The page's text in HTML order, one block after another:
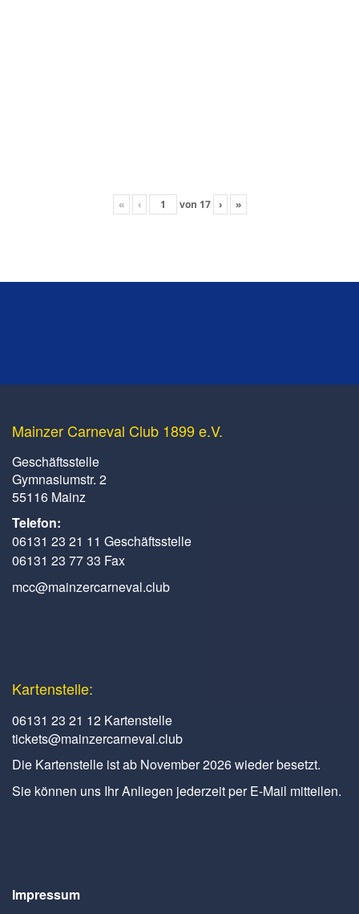
« ‹ von 17 › »
Mainzer Carneval Club 1899 e.V.
Geschäftsstelle
Gymnasiumstr. 2
55116 Mainz
Telefon:
06131 23 21 11 Geschäftsstelle
06131 23 77 33 Fax
mcc@mainzercarneval.club
Kartenstelle:
06131 23 21 12 Kartenstelle
tickets@mainzercarneval.club
Die Kartenstelle ist ab November 2026 wieder besetzt.
Sie können uns Ihr Anliegen jederzeit per E-Mail mitteilen.
Impressum